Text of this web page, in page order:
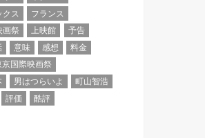
クス
フランス
画祭 上映館
予告
意味 感想
料金
京国際映画祭
男はつらいよ
町山智浩
評価 酷評